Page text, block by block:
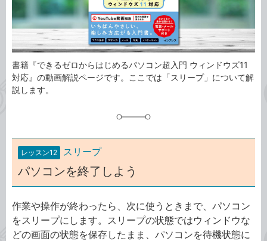
書籍『できるゼロからはじめるパソコン超入門 ウィンドウズ11
対応』の動画解説ページです。ここでは「スリープ」について解
説します。
レッスン12 スリープ
パソコンを終了しよう
作業や操作が終わったら、次に使うときまで、パソコン
をスリープにします。スリープの状態ではウィンドウな
どの画面の状態を保存したまま、パソコンを待機状態に